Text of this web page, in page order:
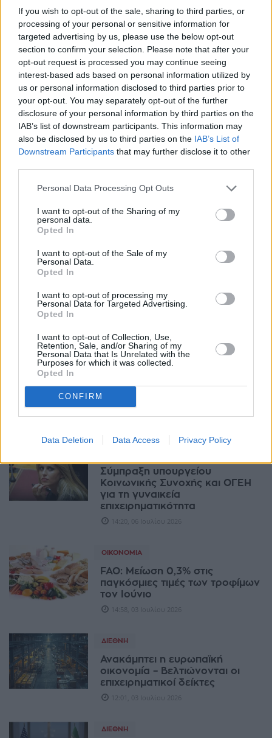
If you wish to opt-out of the sale, sharing to third parties, or
processing of your personal or sensitive information for
targeted advertising by us, please use the below opt-out
section to confirm your selection. Please note that after your
opt-out request is processed you may continue seeing
interest-based ads based on personal information utilized by
us or personal information disclosed to third parties prior to
your opt-out. You may separately opt-out of the further
disclosure of your personal information by third parties on the
IAB’s list of downstream participants. This information may
also be disclosed by us to third parties on the IAB’s List of
Downstream Participants that may further disclose it to other
Personal Data Processing Opt Outs
I want to opt-out of the Sharing of my
personal data.
Opted In
I want to opt-out of the Sale of my
Personal Data.
Opted In
I want to opt-out of processing my
Personal Data for Targeted Advertising.
Opted In
I want to opt-out of Collection, Use,
Retention, Sale, and/or Sharing of my
Personal Data that Is Unrelated with the
Purposes for which it was collected.
Opted In
CONFIRM
Data Deletion Data Access Privacy Policy
Έκρηξη ξένων άμεσων
επενδύσεων το 2025 – Αλλάζει
11:46, 08 Ιουλίου 2026
ΠΟΛΙΤΙΚΉ
Το μεγάλο ευρωπαϊκό
παράδοξο: Ενότητα στο ΝΑΤΟ,
πολιτική διάλυση στο
εσωτερικό
06:55, 08 Ιουλίου 2026
ΥΠΕΞ και ΕΒΕΑ υπέγραψαν
Μνημόνιο Συνεργασίας για την
ενίσχυση της εξωστρέφειας
τζίρο το 2025, αλλά ισχυρή
πίεση στα κέρδη λόγω κόστους
ΠΟΛΙΤΙΚΉ
Ελλάδας για την ακρίβεια και
την αγορά
Σύμπραξη υπουργείου
Κοινωνικής Συνοχής και ΟΓΕΗ
για τη γυναικεία
επιχειρηματικότητα
14:20, 06 Ιουλίου 2026
ΟΙΚΟΝΟΜΊΑ
FAO: Μείωση 0,3% στις
παγκόσμιες τιμές των τροφίμων
τον Ιούνιο
14:58, 03 Ιουλίου 2026
ΔΙΕΘΝΉ
Ανακάμπτει η ευρωπαϊκή
οικονομία – Βελτιώνονται οι
επιχειρηματικοί δείκτες
12:01, 03 Ιουλίου 2026
ΔΙΕΘΝΉ